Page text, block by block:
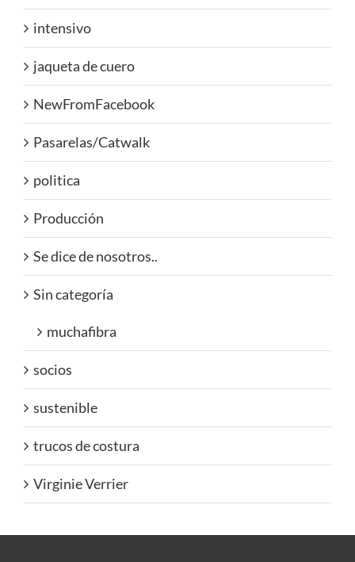
intensivo
jaqueta de cuero
NewFromFacebook
Pasarelas/Catwalk
politica
Producción
Se dice de nosotros..
Sin categoría
muchafibra
socios
sustenible
trucos de costura
Virginie Verrier